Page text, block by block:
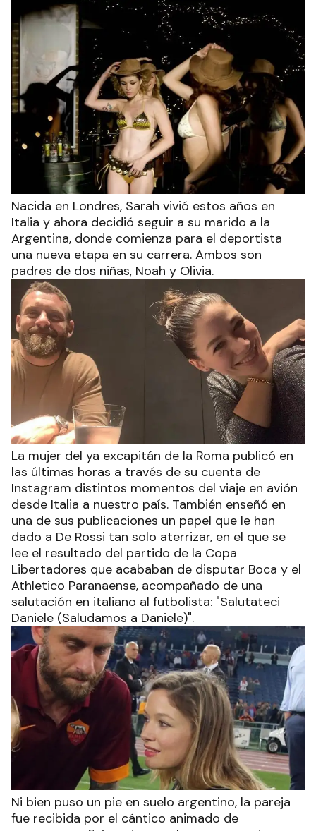
Nacida en Londres, Sarah vivió estos años en
Italia y ahora decidió seguir a su marido a la
Argentina, donde comienza para el deportista
una nueva etapa en su carrera. Ambos son
padres de dos niñas, Noah y Olivia.
La mujer del ya excapitán de la Roma publicó en
las últimas horas a través de su cuenta de
Instagram distintos momentos del viaje en avión
desde Italia a nuestro país. También enseñó en
una de sus publicaciones un papel que le han
dado a De Rossi tan solo aterrizar, en el que se
lee el resultado del partido de la Copa
Libertadores que acababan de disputar Boca y el
Athletico Paranaense, acompañado de una
salutación en italiano al futbolista: "Salutateci
Daniele (Saludamos a Daniele)".
Ni bien puso un pie en suelo argentino, la pareja
fue recibida por el cántico animado de